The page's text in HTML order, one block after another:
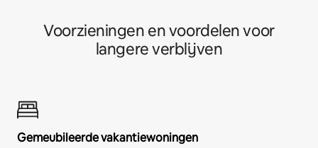
Voorzieningen en voordelen voor
langere verblijven
Gemeubileerde vakantiewoningen